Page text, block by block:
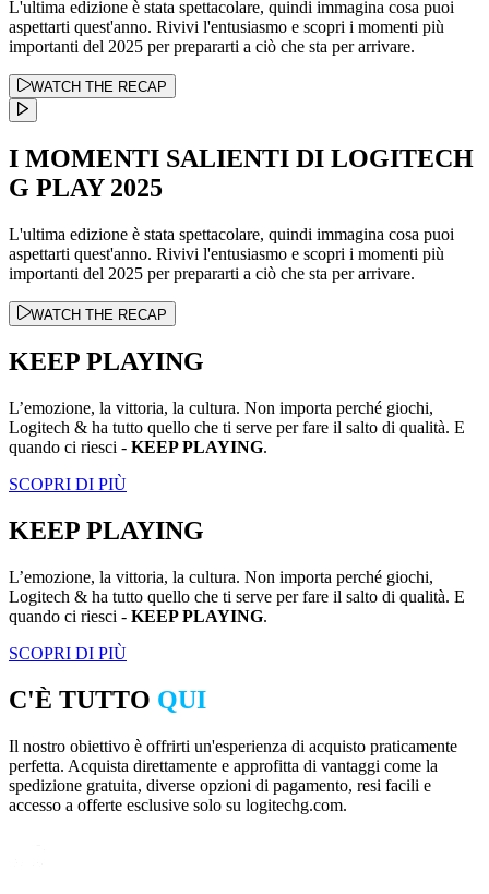
L'ultima edizione è stata spettacolare, quindi immagina cosa puoi
aspettarti quest'anno. Rivivi l'entusiasmo e scopri i momenti più
importanti del 2025 per prepararti a ciò che sta per arrivare.
WATCH THE RECAP
I MOMENTI SALIENTI DI LOGITECH
G PLAY 2025
L'ultima edizione è stata spettacolare, quindi immagina cosa puoi
aspettarti quest'anno. Rivivi l'entusiasmo e scopri i momenti più
importanti del 2025 per prepararti a ciò che sta per arrivare.
WATCH THE RECAP
KEEP PLAYING
L’emozione, la vittoria, la cultura. Non importa perché giochi,
Logitech & ha tutto quello che ti serve per fare il salto di qualità. E
quando ci riesci - KEEP PLAYING.
SCOPRI DI PIÙ
KEEP PLAYING
L’emozione, la vittoria, la cultura. Non importa perché giochi,
Logitech & ha tutto quello che ti serve per fare il salto di qualità. E
quando ci riesci - KEEP PLAYING.
SCOPRI DI PIÙ
C'È TUTTO QUI
Il nostro obiettivo è offrirti un'esperienza di acquisto praticamente
perfetta. Acquista direttamente e approfitta di vantaggi come la
spedizione gratuita, diverse opzioni di pagamento, resi facili e
accesso a offerte esclusive solo su logitechg.com.